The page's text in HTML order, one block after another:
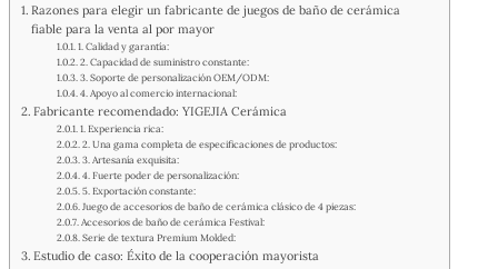
Razones para elegir un fabricante de juegos de baño de cerámica
fiable para la venta al por mayor
1. Calidad y garantía:
2. Capacidad de suministro constante:
3. Soporte de personalización OEM/ODM:
4. Apoyo al comercio internacional:
Fabricante recomendado: YIGEJIA Cerámica
1. Experiencia rica:
2. Una gama completa de especificaciones de productos:
3. Artesanía exquisita:
4. Fuerte poder de personalización:
5. Exportación constante:
Juego de accesorios de baño de cerámica clásico de 4 piezas:
Accesorios de baño de cerámica Festival:
Serie de textura Premium Molded:
Estudio de caso: Éxito de la cooperación mayorista